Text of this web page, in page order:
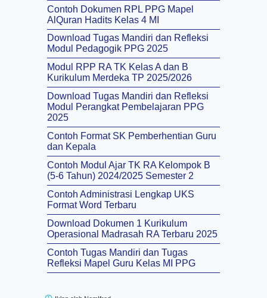
Contoh Dokumen RPL PPG Mapel
AlQuran Hadits Kelas 4 MI
Download Tugas Mandiri dan Refleksi
Modul Pedagogik PPG 2025
Modul RPP RA TK Kelas A dan B
Kurikulum Merdeka TP 2025/2026
Download Tugas Mandiri dan Refleksi
Modul Perangkat Pembelajaran PPG
2025
Contoh Format SK Pemberhentian Guru
dan Kepala
Contoh Modul Ajar TK RA Kelompok B
(5-6 Tahun) 2024/2025 Semester 2
Contoh Administrasi Lengkap UKS
Format Word Terbaru
Download Dokumen 1 Kurikulum
Operasional Madrasah RA Terbaru 2025
Contoh Tugas Mandiri dan Tugas
Refleksi Mapel Guru Kelas MI PPG